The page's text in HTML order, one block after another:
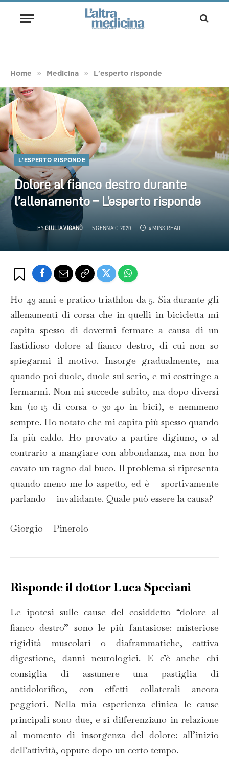
Home » Medicina » L'esperto risponde
L'ESPERTO RISPONDE
Dolore al fianco destro durante
l’allenamento – L’esperto risponde
BY GIULIA VIGANÒ 5 GENNAIO 2020 4 MINS READ
Ho 43 anni e pratico triathlon da 5. Sia durante gli
allenamenti di corsa che in quelli in bicicletta mi
capita spesso di dovermi fermare a causa di un
fastidioso dolore al fianco destro, di cui non so
spiegarmi il motivo. Insorge gradualmente, ma
quando poi duole, duole sul serio, e mi costringe a
fermarmi. Non mi succede subito, ma dopo diversi
km (10-15 di corsa o 30-40 in bici), e nemmeno
sempre. Ho notato che mi capita più spesso quando
fa più caldo. Ho provato a partire digiuno, o al
contrario a mangiare con abbondanza, ma non ho
cavato un ragno dal buco. Il problema si ripresenta
quando meno me lo aspetto, ed è – sportivamente
parlando – invalidante. Quale può essere la causa?
Giorgio – Pinerolo
Risponde il dottor Luca Speciani
Le ipotesi sulle cause del cosiddetto “dolore al
fianco destro” sono le più fantasiose: misteriose
rigidità muscolari o diaframmatiche, cattiva
digestione, danni neurologici. E c’è anche chi
consiglia di assumere una pastiglia di
antidolorifico, con effetti collaterali ancora
peggiori. Nella mia esperienza clinica le cause
principali sono due, e si differenziano in relazione
al momento di insorgenza del dolore: all’inizio
dell’attività, oppure dopo un certo tempo.